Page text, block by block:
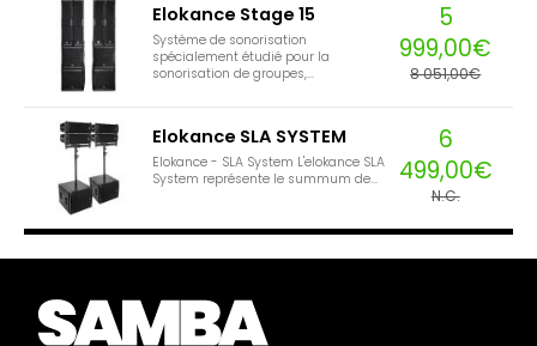
Elokance Stage 15
Système de sonorisation
spécialement étudié pour la
sonorisation de groupes,...
5
999,00€
8 051,00€
Elokance SLA SYSTEM
Elokance - SLA System L'elokance SLA
System représente le summum de...
6
499,00€
N.C.